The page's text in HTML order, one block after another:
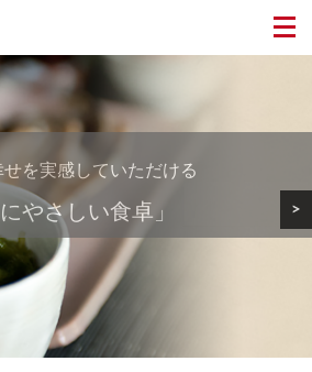
を実感していただける
やさしい食卓」
地球から食卓へ・・・
を支える食品を
・安全で美味しい
く・めかぶを >